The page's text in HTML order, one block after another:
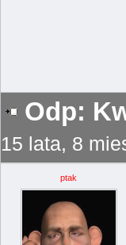
Odp:
15 lata, 8
ptak